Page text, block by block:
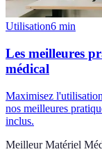
Utilisation6 min
Les meilleures
médical
Maximisez
nos meilleures
inclus.
Meilleur Matériel